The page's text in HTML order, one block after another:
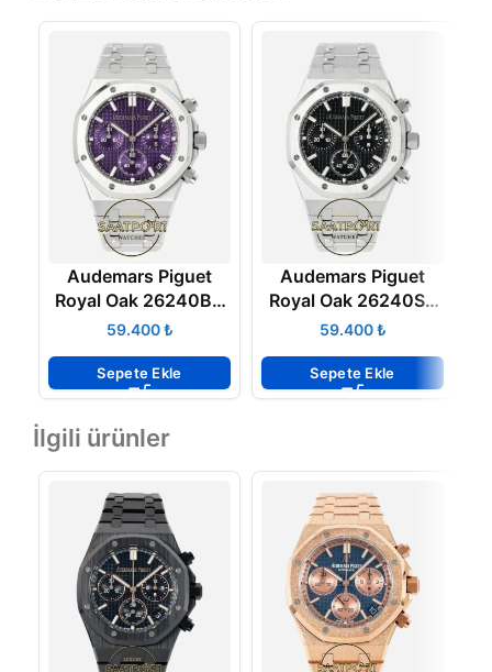
Audemars Piguet
Royal Oak 26240BC
Mor Kadran APS
Clone ETA
₺
Sepete Ekle
Audemars Piguet
Royal Oak 26240ST
Siyah Kadran APS
Clone ETA
₺
Sepete Ekle
İlgili ürünler